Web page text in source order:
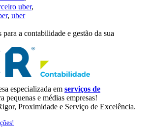
uber,
, uber
para a contabilidade e gestão da sua
especializada em serviços de
pequenas e médias empresas!
Proximidade e Serviço de Excelência.